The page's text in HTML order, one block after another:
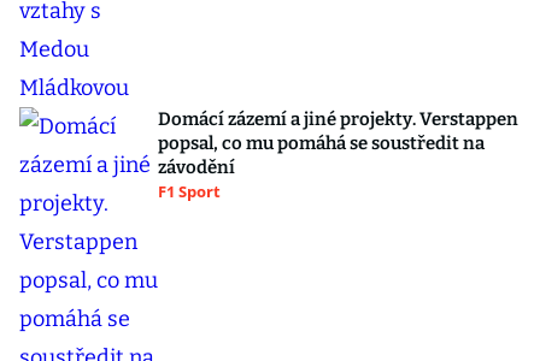
Domácí zázemí a jiné projekty. Verstappen
popsal, co mu pomáhá se soustředit na
závodění
F1 Sport